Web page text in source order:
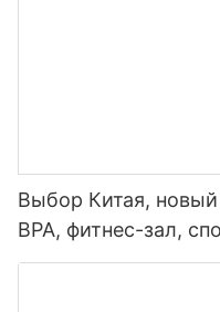
Выбор Китая, новый
BPA, фитнес-зал,
пластиковая